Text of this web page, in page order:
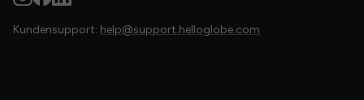
Kundensupport: help@support.helloglobe.com